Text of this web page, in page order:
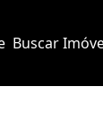
Buscar